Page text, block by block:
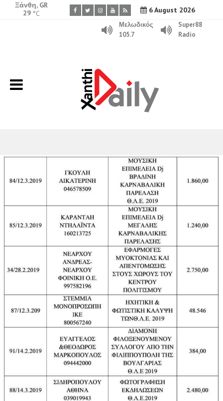
6 August 2026
Ξάνθη, GR
29 °C
Μελωδικός
105.7
Super88
Radio